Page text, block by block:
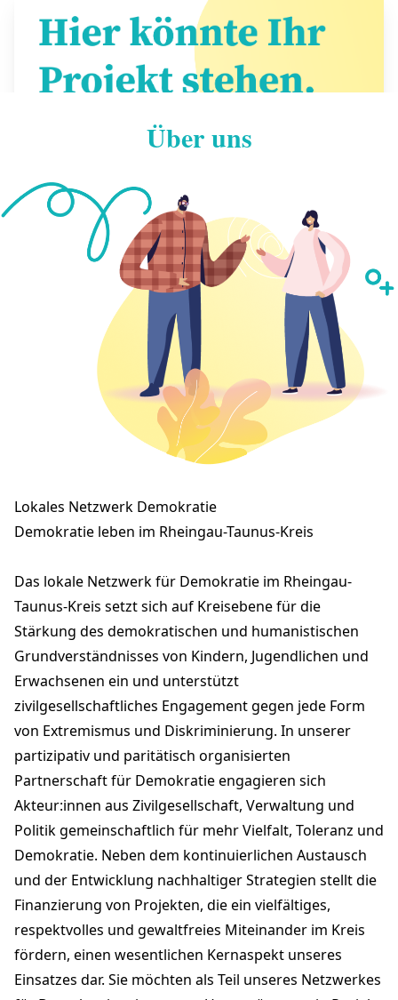
Eine Idee? Jetzt ein eigenes Projekt
beantragen!
Über uns
Lokales Netzwerk Demokratie
Demokratie leben im Rheingau-Taunus-Kreis
Das lokale Netzwerk für Demokratie im Rheingau-
Taunus-Kreis setzt sich auf Kreisebene für die
Stärkung des demokratischen und humanistischen
Grundverständnisses von Kindern, Jugendlichen und
Erwachsenen ein und unterstützt
zivilgesellschaftliches Engagement gegen jede Form
von Extremismus und Diskriminierung. In unserer
partizipativ und paritätisch organisierten
Partnerschaft für Demokratie engagieren sich
Akteur:innen aus Zivilgesellschaft, Verwaltung und
Politik gemeinschaftlich für mehr Vielfalt, Toleranz und
Demokratie. Neben dem kontinuierlichen Austausch
und der Entwicklung nachhaltiger Strategien stellt die
Finanzierung von Projekten, die ein vielfältiges,
respektvolles und gewaltfreies Miteinander im Kreis
fördern, einen wesentlichen Kernaspekt unseres
Einsatzes dar. Sie möchten als Teil unseres Netzwerkes